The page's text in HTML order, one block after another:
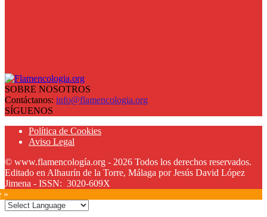
SOBRE NOSOTROS
Contáctanos: info@flamencologia.org
SÍGUENOS
Política de Cookies
Aviso Legal
© www.flamencología.org - 2026 Todos los derechos reservados.
Editado en Alhaurín de la Torre, Málaga por Jesús David López
Jimena - ISSN: 3020-609X
»